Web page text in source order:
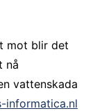
mot blir det
nå
vattenskada
informatica.nl